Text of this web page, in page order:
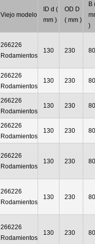
Viejo modelo
ID d (
mm )
OD D
( mm )
B
)
266226
Rodamientos
130 230
266226
Rodamientos
130 230
266226
Rodamientos
130 230
266226
Rodamientos
130 230
266226
Rodamientos
130 230
266226
Rodamientos
130 230
266226
Rodamientos
130 230